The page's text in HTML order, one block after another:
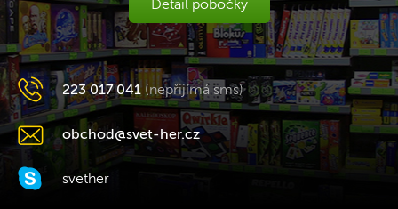
Detail pobočky
223 017 041 (nepřijímá sms)
obchod@svet-her.cz
svether